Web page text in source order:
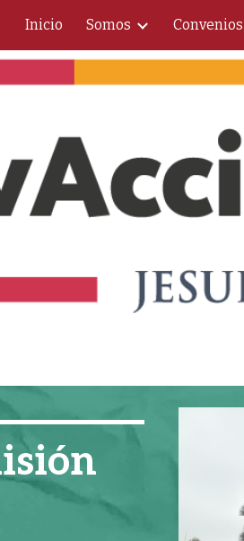
content
Inicio Somos Convenios